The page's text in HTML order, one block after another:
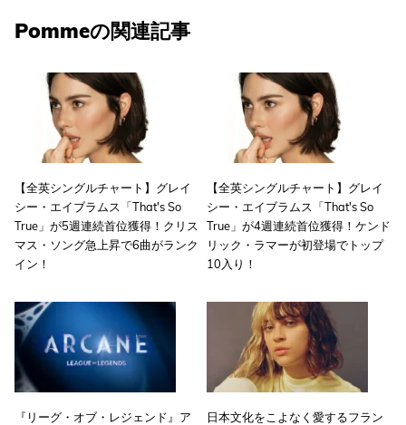
Pommeの関連記事
【全英シングルチャート】グレイ
シー・エイブラムス「That's So
True」が5週連続首位獲得！クリス
マス・ソング急上昇で6曲がランク
イン！
【全英シングルチャート】グレイ
シー・エイブラムス「That's So
True」が4週連続首位獲得！ケンド
リック・ラマーが初登場でトップ
10入り！
『リーグ・オブ・レジェンド』ア
日本文化をこよなく愛するフラン